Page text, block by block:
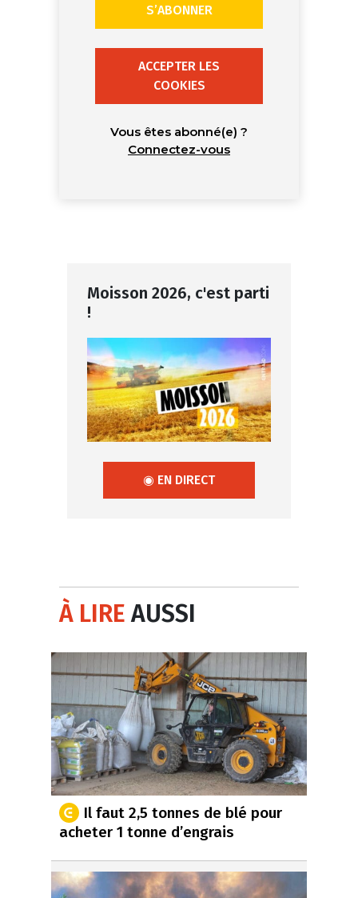
S’ABONNER
ACCEPTER LES
COOKIES
Vous êtes abonné(e) ?
Connectez-vous
Moisson 2026, c'est parti
!
◉ EN DIRECT
À LIREAUSSI
Il faut 2,5 tonnes de blé pour
acheter 1 tonne d’engrais